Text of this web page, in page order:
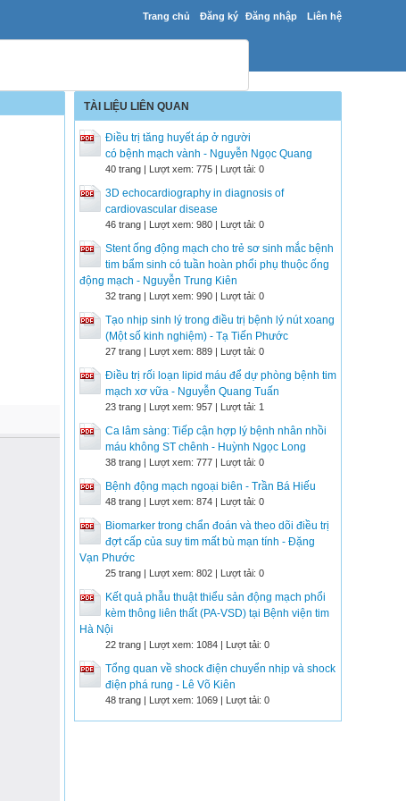
Trang chủ Đăng ký Đăng nhập Liên hệ
TÀI LIỆU LIÊN QUAN
Điều trị tăng huyết áp ở người
có bệnh mạch vành - Nguyễn Ngọc Quang
40 trang | Lượt xem: 775 | Lượt tải: 0
3D echocardiography in diagnosis of
cardiovascular disease
46 trang | Lượt xem: 980 | Lượt tải: 0
Stent ống động mạch cho trẻ sơ sinh mắc bệnh
tim bẩm sinh có tuần hoàn phổi phụ thuộc ống
động mạch - Nguyễn Trung Kiên
32 trang | Lượt xem: 990 | Lượt tải: 0
Tạo nhịp sinh lý trong điều trị bệnh lý nút xoang
(Một số kinh nghiệm) - Tạ Tiến Phước
27 trang | Lượt xem: 889 | Lượt tải: 0
Điều trị rối loạn lipid máu để dự phòng bệnh tim
mạch xơ vữa - Nguyễn Quang Tuấn
23 trang | Lượt xem: 957 | Lượt tải: 1
Ca lâm sàng: Tiếp cận hợp lý bệnh nhân nhồi
máu không ST chênh - Huỳnh Ngọc Long
38 trang | Lượt xem: 777 | Lượt tải: 0
Bệnh động mạch ngoại biên - Trần Bá Hiếu
48 trang | Lượt xem: 874 | Lượt tải: 0
Biomarker trong chẩn đoán và theo dõi điều trị
đợt cấp của suy tim mất bù mạn tính - Đặng
Vạn Phước
25 trang | Lượt xem: 802 | Lượt tải: 0
Kết quả phẫu thuật thiểu sản động mạch phổi
kèm thông liên thất (PA-VSD) tại Bệnh viện tim
Hà Nội
22 trang | Lượt xem: 1084 | Lượt tải: 0
Tổng quan về shock điện chuyển nhịp và shock
điện phá rung - Lê Võ Kiên
48 trang | Lượt xem: 1069 | Lượt tải: 0